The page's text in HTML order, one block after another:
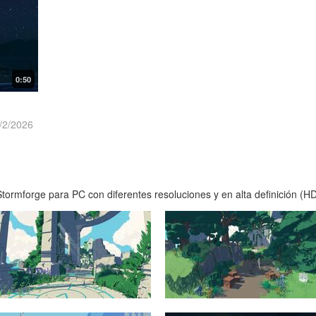
0:50
2026
para PC con diferentes resoluciones y en alta definición